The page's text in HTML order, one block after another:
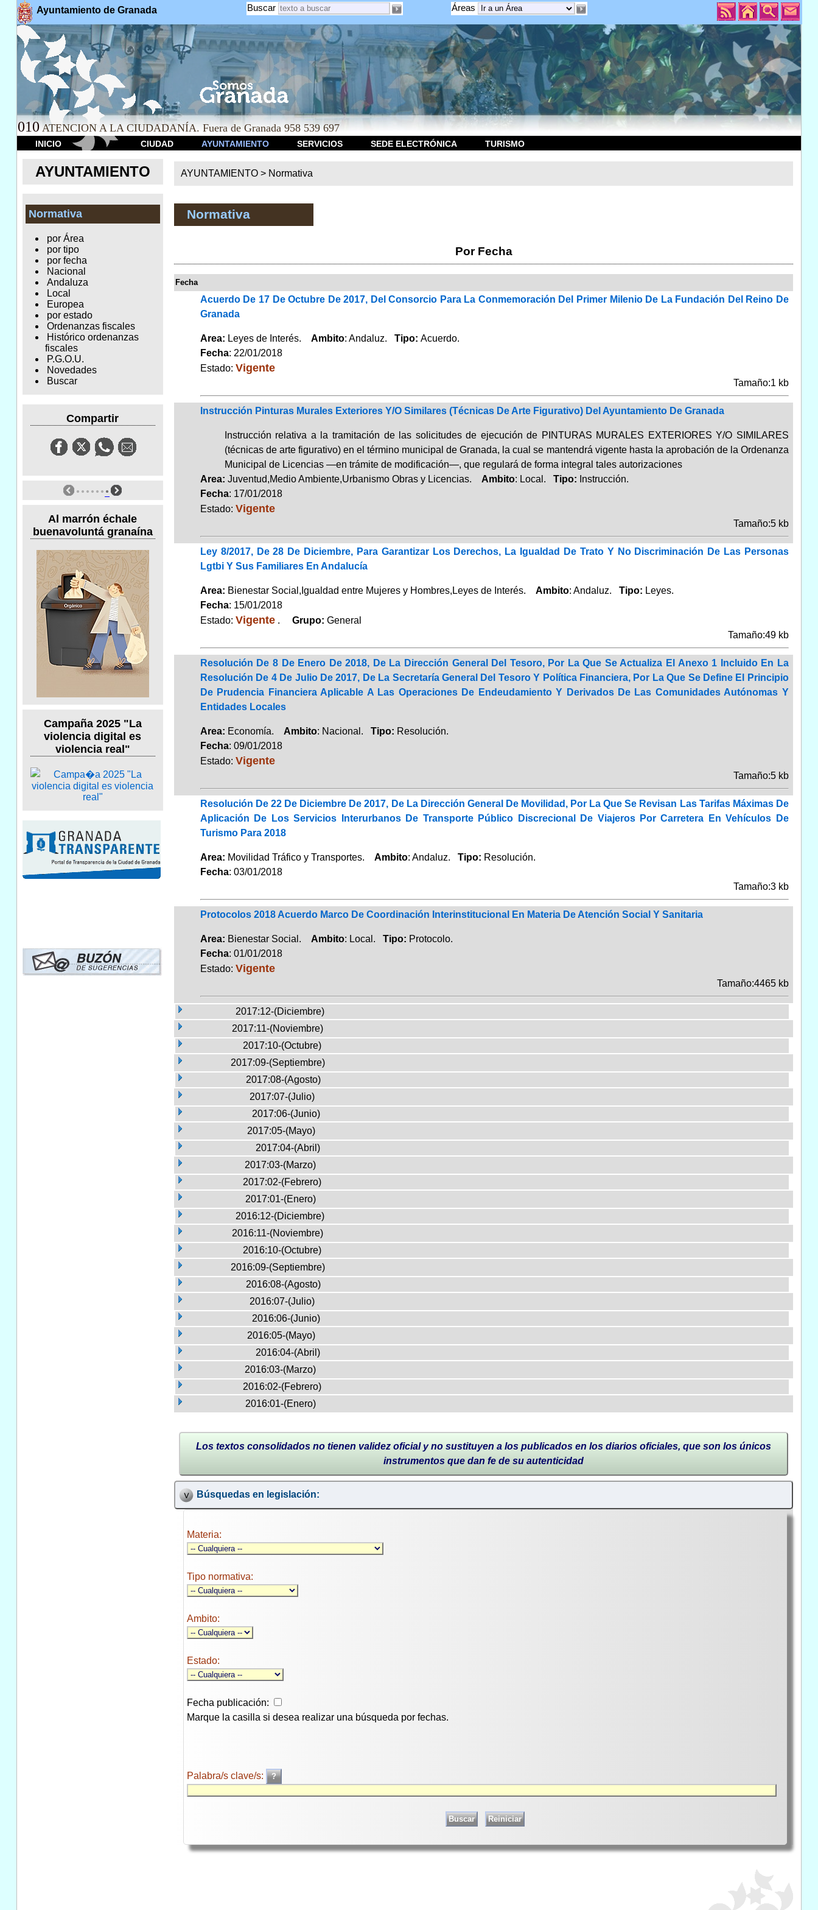
Ayuntamiento de Granada Áreas
Buscar
010 ATENCION A LA CIUDADANÍA. Fuera de Granada 958 539 697
INICIO CIUDAD AYUNTAMIENTO SERVICIOS SEDE ELECTRÓNICA TURISMO
AYUNTAMIENTO
Normativa
por Área
por tipo
por fecha
Nacional
Andaluza
Local
Europea
por estado
Ordenanzas fiscales
Histórico ordenanzas
fiscales
P.G.O.U.
Novedades
Buscar
Compartir
Al marrón échale
buenavoluntá granaína
Campaña 2025 "La
violencia digital es
violencia real"
AYUNTAMIENTO > Normativa
Normativa
Por Fecha
Fecha
Acuerdo De 17 De Octubre De 2017, Del Consorcio Para La Conmemoración Del Primer Milenio De La Fundación Del Reino De
Granada
Area: Leyes de Interés. Ambito: Andaluz. Tipo: Acuerdo.
Fecha: 22/01/2018
Estado: Vigente
Tamaño:1 kb
Instrucción Pinturas Murales Exteriores Y/O Similares (Técnicas De Arte Figurativo) Del Ayuntamiento De Granada
Instrucción relativa a la tramitación de las solicitudes de ejecución de PINTURAS MURALES EXTERIORES Y/O SIMILARES
(técnicas de arte figurativo) en el término municipal de Granada, la cual se mantendrá vigente hasta la aprobación de la Ordenanza
Municipal de Licencias —en trámite de modificación—, que regulará de forma integral tales autorizaciones
Area: Juventud,Medio Ambiente,Urbanismo Obras y Licencias. Ambito: Local. Tipo: Instrucción.
Fecha: 17/01/2018
Estado: Vigente
Tamaño:5 kb
Ley 8/2017, De 28 De Diciembre, Para Garantizar Los Derechos, La Igualdad De Trato Y No Discriminación De Las Personas
Lgtbi Y Sus Familiares En Andalucía
Area: Bienestar Social,Igualdad entre Mujeres y Hombres,Leyes de Interés. Ambito: Andaluz. Tipo: Leyes.
Fecha: 15/01/2018
Estado: Vigente. Grupo: General
Tamaño:49 kb
Resolución De 8 De Enero De 2018, De La Dirección General Del Tesoro, Por La Que Se Actualiza El Anexo 1 Incluido En La
Resolución De 4 De Julio De 2017, De La Secretaría General Del Tesoro Y Política Financiera, Por La Que Se Define El Principio
De Prudencia Financiera Aplicable A Las Operaciones De Endeudamiento Y Derivados De Las Comunidades Autónomas Y
Entidades Locales
Area: Economía. Ambito: Nacional. Tipo: Resolución.
Fecha: 09/01/2018
Estado: Vigente
Tamaño:5 kb
Resolución De 22 De Diciembre De 2017, De La Dirección General De Movilidad, Por La Que Se Revisan Las Tarifas Máximas De
Aplicación De Los Servicios Interurbanos De Transporte Público Discrecional De Viajeros Por Carretera En Vehículos De
Turismo Para 2018
Area: Movilidad Tráfico y Transportes. Ambito: Andaluz. Tipo: Resolución.
Fecha: 03/01/2018
Tamaño:3 kb
Protocolos 2018 Acuerdo Marco De Coordinación Interinstitucional En Materia De Atención Social Y Sanitaria
Area: Bienestar Social. Ambito: Local. Tipo: Protocolo.
Fecha: 01/01/2018
Estado: Vigente
Tamaño:4465 kb
2017:12-(Diciembre)
2017:11-(Noviembre)
2017:10-(Octubre)
2017:09-(Septiembre)
2017:08-(Agosto)
2017:07-(Julio)
2017:06-(Junio)
2017:05-(Mayo)
2017:04-(Abril)
2017:03-(Marzo)
2017:02-(Febrero)
2017:01-(Enero)
2016:12-(Diciembre)
2016:11-(Noviembre)
2016:10-(Octubre)
2016:09-(Septiembre)
2016:08-(Agosto)
2016:07-(Julio)
2016:06-(Junio)
2016:05-(Mayo)
2016:04-(Abril)
2016:03-(Marzo)
2016:02-(Febrero)
2016:01-(Enero)
Los textos consolidados no tienen validez oficial y no sustituyen a los publicados en los diarios oficiales, que son los únicos
instrumentos que dan fe de su autenticidad
Búsquedas en legislación:
Materia:
Tipo normativa:
Ambito:
Estado:
Fecha publicación:
Marque la casilla si desea realizar una búsqueda por fechas.
Palabra/s clave/s: